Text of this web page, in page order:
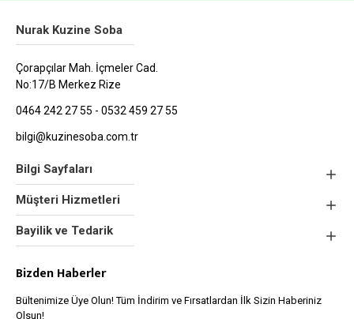
Nurak Kuzine Soba
Çorapçılar Mah. İçmeler Cad.
No:17/B Merkez Rize
0464 242 27 55 - 0532 459 27 55
bilgi@kuzinesoba.com.tr
Bilgi Sayfaları
Müşteri Hizmetleri
Bayilik ve Tedarik
Bizden Haberler
Bültenimize Üye Olun! Tüm İndirim ve Fırsatlardan İlk Sizin Haberiniz
Olsun!